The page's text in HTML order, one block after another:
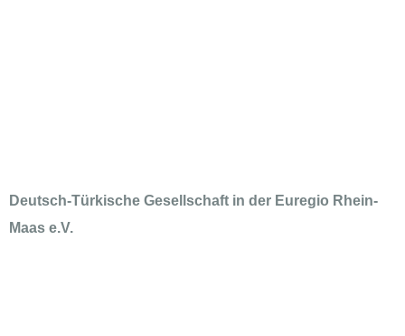
Deutsch-Türkische Gesellschaft in der Euregio Rhein-
Maas e.V.